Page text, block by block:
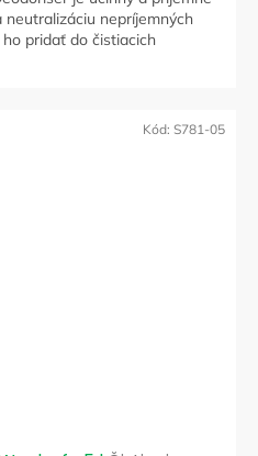
nepríjemných
pridať do čistiacich
Kód: S781-05